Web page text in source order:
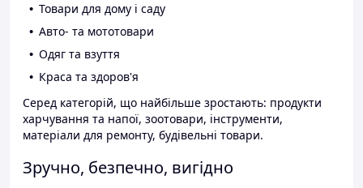
Товари для дому і саду
Авто- та мототовари
Одяг та взуття
Краса та здоров'я
Серед категорій, що найбільше зростають: продукти
харчування та напої, зоотовари, інструменти,
матеріали для ремонту, будівельні товари.
Зручно, безпечно, вигідно